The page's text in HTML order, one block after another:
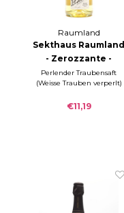
Raumland
Sekthaus Raumland
- Zerozzante -
Cuvée No. 1 Alcohol
vrij
Perlender Traubensaft
(Weisse Trauben verperlt)
€11,19